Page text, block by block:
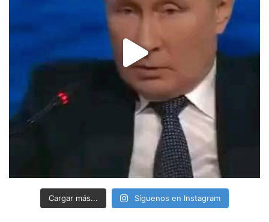
Cargar más... Síguenos en Instagram